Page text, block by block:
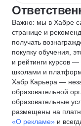
Важно: мы в Хабре
странице и
получать
покупку обучения,
и рейтинги курсов
школами и
Хабр Карьера —
образовательной
образовательные
размещены на
«О рекламе» и